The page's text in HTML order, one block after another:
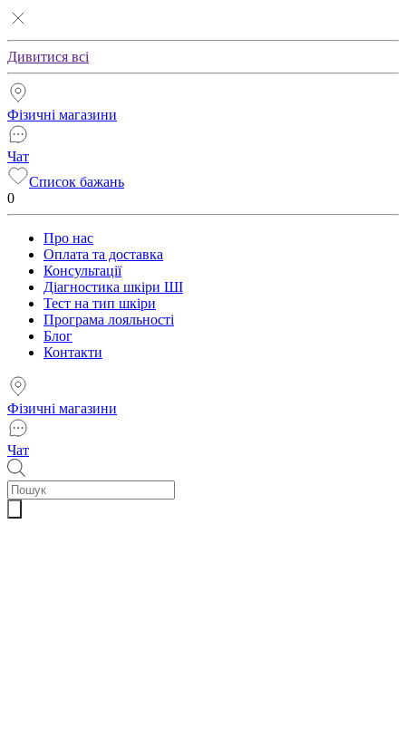
Дивитися всі
Фізичні магазини
Чат
Список бажань
0
Про нас
Оплата та доставка
Консультації
Діагностика шкіри ШІ
Тест на тип шкіри
Програма лояльності
Блог
Контакти
Фізичні магазини
Чат
Пошук
товарів